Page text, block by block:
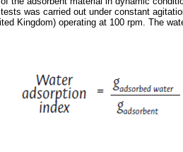
was carried out under constant
Kingdom) operating at 100 rpm. The